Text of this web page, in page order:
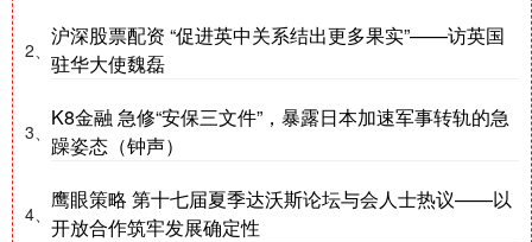
2、
沪深股票配资 “促进英中关系结出更多果实”——访英国
驻华大使魏磊
3、
K8金融 急修“安保三文件”，暴露日本加速军事转轨的急
躁姿态（钟声）
4、
鹰眼策略 第十七届夏季达沃斯论坛与会人士热议——以
开放合作筑牢发展确定性